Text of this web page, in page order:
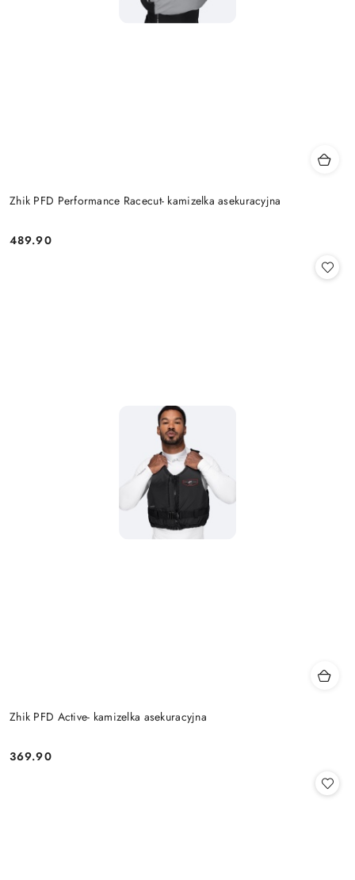
Zhik PFD Performance Racecut- kamizelka asekuracyjna
Cena:
489.90
Zhik PFD Active- kamizelka asekuracyjna
Cena:
369.90